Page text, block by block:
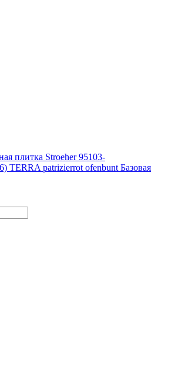
плитка Stroeher 95103-
TERRA patrizierrot ofenbunt Базовая